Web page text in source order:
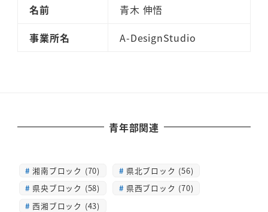
名前
青木 伸悟
事業所名
A-DesignStudio
青年部関連
湘南ブロック (70)
県北ブロック (56)
県央ブロック (58)
県西ブロック (70)
西湘ブロック (43)